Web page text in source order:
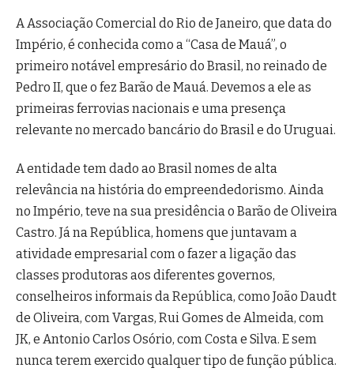
A Associação Comercial do Rio de Janeiro, que data do
Império, é conhecida como a “Casa de Mauá”, o
primeiro notável empresário do Brasil, no reinado de
Pedro II, que o fez Barão de Mauá. Devemos a ele as
primeiras ferrovias nacionais e uma presença
relevante no mercado bancário do Brasil e do Uruguai.
A entidade tem dado ao Brasil nomes de alta
relevância na história do empreendedorismo. Ainda
no Império, teve na sua presidência o Barão de Oliveira
Castro. Já na República, homens que juntavam a
atividade empresarial com o fazer a ligação das
classes produtoras aos diferentes governos,
conselheiros informais da República, como João Daudt
de Oliveira, com Vargas, Rui Gomes de Almeida, com
JK, e Antonio Carlos Osório, com Costa e Silva. E sem
nunca terem exercido qualquer tipo de função pública.